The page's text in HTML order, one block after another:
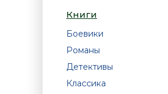
Книги
Боевики
Романы
Детективы
Классика